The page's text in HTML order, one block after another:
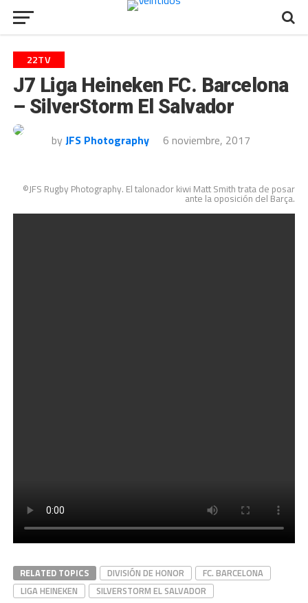
22TV
J7 Liga Heineken FC. Barcelona
– SilverStorm El Salvador
by JFS Photography 6 noviembre, 2017
©JFS Rugby Photography. El talonador kiwi Matt Smith trata de posar
ante la oposición del Barça.
RELATED TOPICS DIVISIÓN DE HONOR
FC. BARCELONA
LIGA HEINEKEN
SILVERSTORM EL SALVADOR